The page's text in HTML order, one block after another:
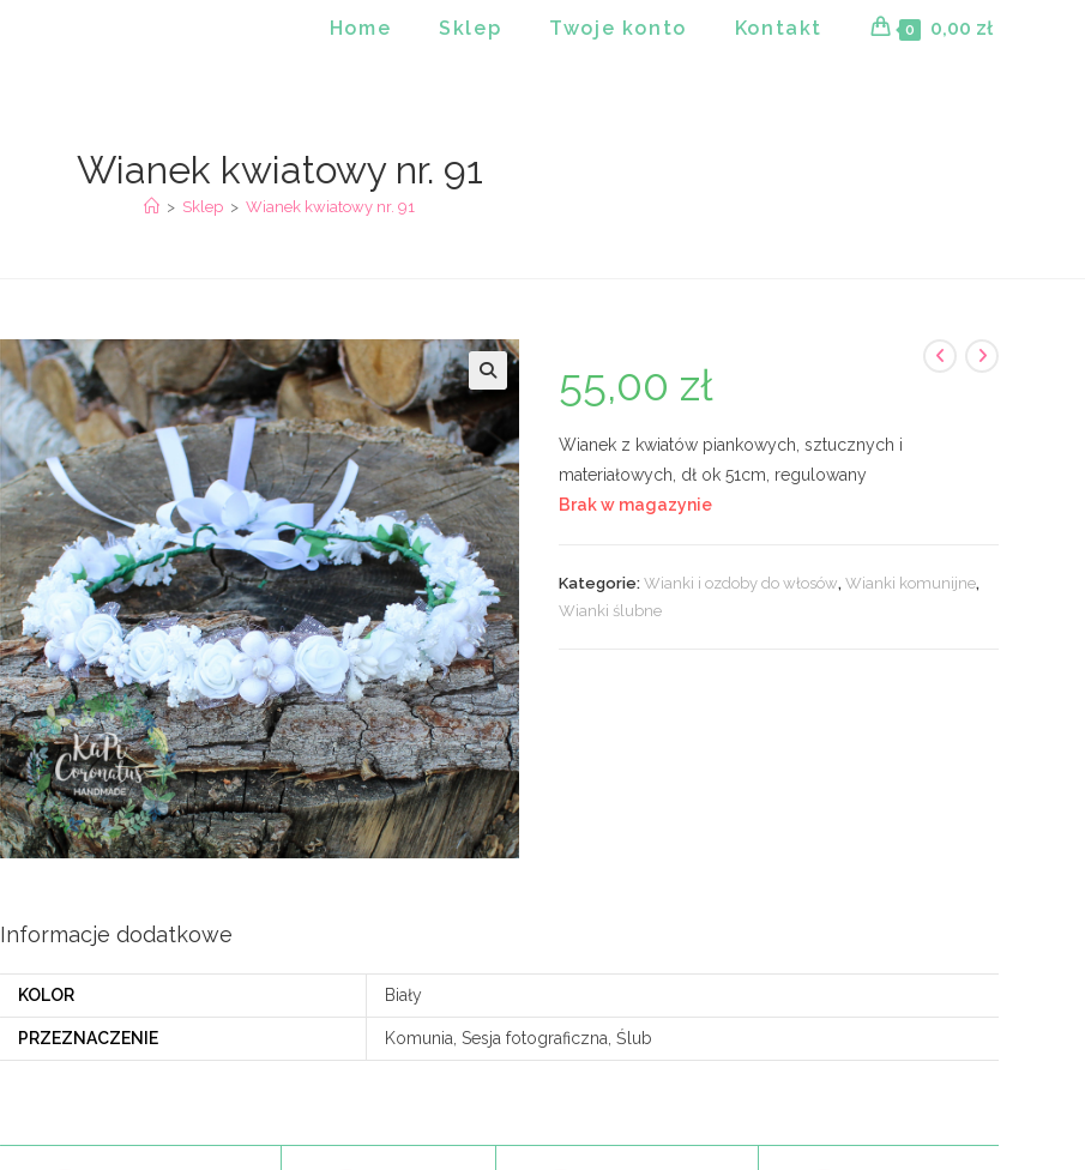
Home Sklep Twoje konto Kontakt 0 0,00 zł
Wianek kwiatowy nr. 91
> Sklep > Wianek kwiatowy nr. 91
55,00 zł
Wianek z kwiatów piankowych, sztucznych i
materiałowych, dł ok 51cm, regulowany
Brak w magazynie
Kategorie:Wianki i ozdoby do włosów,Wianki komunijne,
Wianki ślubne
Informacje dodatkowe
KOLOR Biały
PRZEZNACZENIE Komunia, Sesja fotograficzna, Ślub